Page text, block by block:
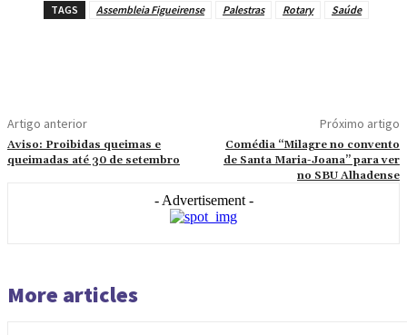
TAGS Assembleia Figueirense Palestras Rotary Saúde
Artigo anterior
Aviso: Proibidas queimas e
queimadas até 30 de setembro
Próximo artigo
Comédia “Milagre no convento
de Santa Maria-Joana” para ver
no SBU Alhadense
- Advertisement -
More articles